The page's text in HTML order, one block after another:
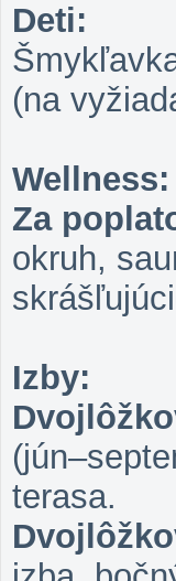
Deti:
(na
Wellness:
Za
okruh,
Izby:
terasa.